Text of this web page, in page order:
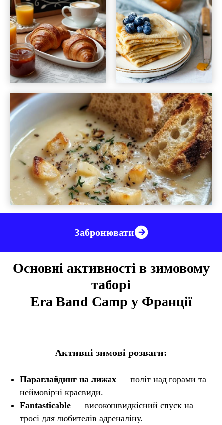
Забронювати
Основні активності в зимовому
таборі
Era Band Camp у Франції
Активні зимові розваги:
Параглайдинг на лижах — політ над горами та
неймовірні краєвиди.
Fantasticable — високошвидкісний спуск на
тросі для любителів адреналіну.